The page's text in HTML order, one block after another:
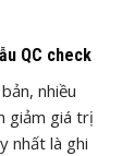
QC check
nhiều
giảm giá trị
nhất là ghi